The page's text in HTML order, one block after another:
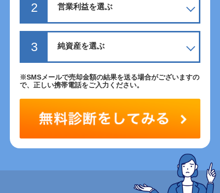
2
3
プライバシーポリシーに同意する
※SMSメールで売却金額の結果を送る場合がございますの
で、正しい携帯電話をご入力ください。